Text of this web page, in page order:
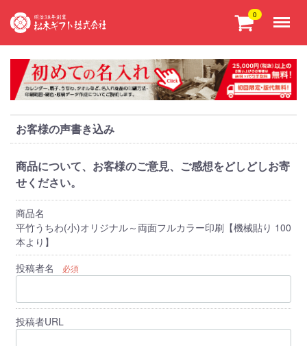
0
お客様の声書き込み
商品について、お客様のご意見、ご感想をどしどしお寄
せください。
商品名
平竹うちわ(小)オリジナル～両面フルカラー印刷【機械貼り 100
本より】
投稿者名
必須
投稿者URL